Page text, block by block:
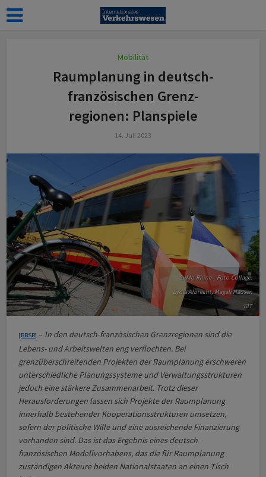
Mobilität
Raumplanung in deutsch-
französischen Grenz­
regionen: Plan­spiele
14. Juli 2023
SuMo-Rhine – Foto-Collage:
Lydia Albrecht, Magali Hauser,
KIT
[BBSR] – In den deutsch-französischen Grenzregionen sind die
Lebens- und Arbeitswelten eng verflochten. Bei
grenzüberschreitenden Projekten der Raumplanung erschweren
unterschiedliche Planungssysteme und Verwaltungsstrukturen
jedoch eine stärkere Zusammenarbeit. Trotz dieser
Herausforderungen lassen sich Projekte der Raumplanung
innerhalb bestehender Kooperationsstrukturen umsetzen,
sofern der politische Wille und eine ausreichende Finanzierung
vorhanden sind. Das ist das Ergebnis eines deutsch-
französischen Modellvorhabens, das die für Raumplanung
zuständigen Akteure beiden Nationalstaaten an einen Tisch